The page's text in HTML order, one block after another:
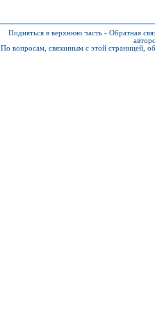
Подняться в верхнюю часть - Обратная
По вопросам, связанным с этой страницей,